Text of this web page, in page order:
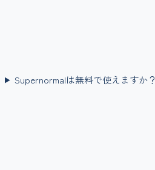
Supernormalは無料で使えますか？